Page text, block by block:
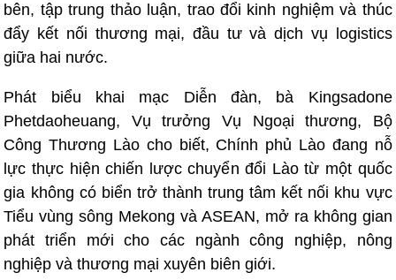
bên, tập trung thảo luận, trao đổi kinh nghiệm và thúc
đẩy kết nối thương mại, đầu tư và dịch vụ logistics
giữa hai nước.
Phát biểu khai mạc Diễn đàn, bà Kingsadone
Phetdaoheuang, Vụ trưởng Vụ Ngoại thương, Bộ
Công Thương Lào cho biết, Chính phủ Lào đang nỗ
lực thực hiện chiến lược chuyển đổi Lào từ một quốc
gia không có biển trở thành trung tâm kết nối khu vực
Tiểu vùng sông Mekong và ASEAN, mở ra không gian
phát triển mới cho các ngành công nghiệp, nông
nghiệp và thương mại xuyên biên giới.